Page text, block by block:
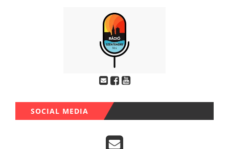
SOCIAL MEDIA